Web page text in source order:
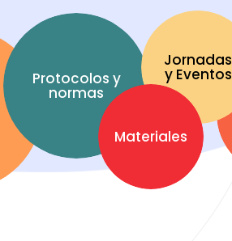
Protocolos y
normas
Materiales
Jornadas
y Eventos